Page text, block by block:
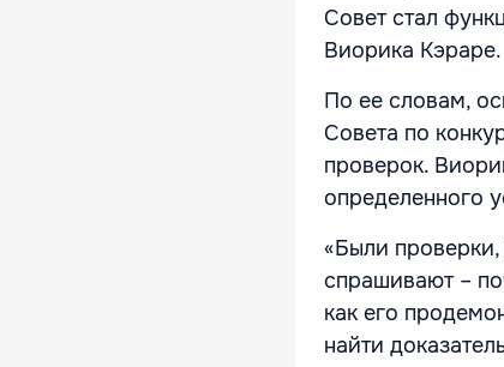
Совет стал
Виорика Кэраре.
По ее словам,
Совета по
проверок.
определенного
«Были
спрашивают –
как его
найти